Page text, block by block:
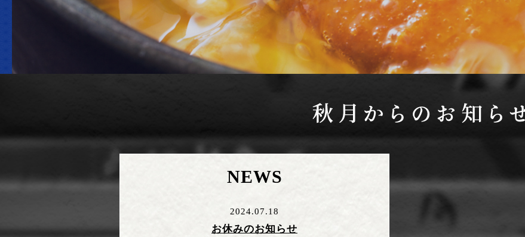
NEWS
2024.07.18
お休みのお知らせ